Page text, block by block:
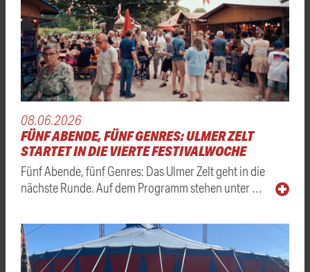
08.06.2026
FÜNF ABENDE, FÜNF GENRES: ULMER ZELT
STARTET IN DIE VIERTE FESTIVALWOCHE
Fünf Abende, fünf Genres: Das Ulmer Zelt geht in die
nächste Runde. Auf dem Programm stehen unter …